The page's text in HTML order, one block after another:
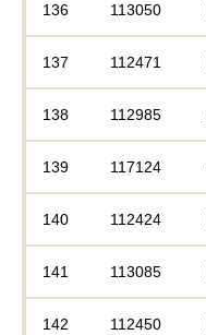
136 113050
137 112471
138 112985
139 117124
140 112424
141 113085
142 112450